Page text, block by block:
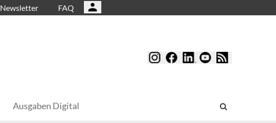
Newsletter FAQ
Ausgaben Digital